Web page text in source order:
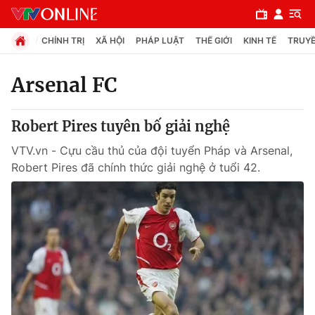
Chuyên mục
Xã hội
Pháp luật
Y tế
Thế giới
CHÍNH TRỊ XÃ HỘI PHÁP LUẬT THẾ GIỚI KINH TẾ
Arsenal FC
Robert Pires tuyên bố giải nghệ
VTV.vn - Cựu cầu thủ của đội tuyển Pháp và Arsenal,
Robert Pires đã chính thức giải nghệ ở tuổi 42.